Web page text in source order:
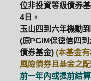
位非投資等級債券
4日。
玉山四到六年機動
(原PGIM保德信四
債券基金) (本基金
風險債券且基金之
前一年內或提前結